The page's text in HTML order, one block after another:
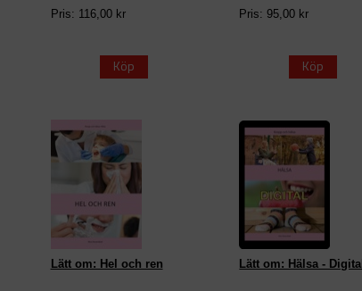
Pris: 116,00 kr
Köp
Pris: 95,00 kr
Köp
Lätt om: Hel och ren Lätt om: Hälsa - Digital